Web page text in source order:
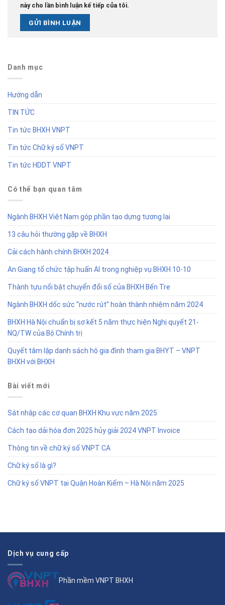
này cho lần bình luận kế tiếp của tôi.
Danh mục
Hướng dẫn
TIN TỨC
Tin tức BHXH VNPT
Tin tức Chữ ký số VNPT
Tin tức HDDT VNPT
Có thể bạn quan tâm
Ngành BHXH Việt Nam góp phần tạo dựng tương lai
13 câu hỏi thường gặp về BHXH
Cải cách hành chính BHXH 2024
An Giang tổ chức tập huấn AI trong nghiệp vụ BHXH 10-10
Thành tựu nổi bật chuyển đổi số của BHXH Bến Tre
Ngành BHXH dốc sức “nước rút” hoàn thành nhiệm năm 2024
BHXH Hà Nội chuẩn bị sơ kết 5 năm thực hiện Nghị quyết 21-
NQ/TW của Bộ Chính trị
Quyết tâm lập danh sách hộ gia đình tham gia BHYT – VNPT
BHXH với BHXH
Bài viết mới
Sát nhập các cơ quan BHXH Khu vực năm 2025
Cách tạo dải hóa đơn 2025 hủy giải 2024 VNPT Invoice
Thông tin về chữ ký số VNPT CA
Chữ ký số là gì?
Chữ ký số VNPT tại Quận Hoàn Kiếm – Hà Nội năm 2025
Dịch vụ cung cấp
Phần mềm VNPT BHXH